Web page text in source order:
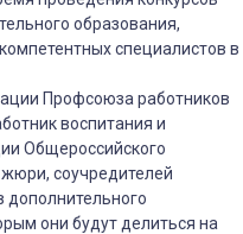
образования,
специалистов в
Профсоюза работников
воспитания и
Общероссийского
соучредителей
дополнительного
они будут делиться на